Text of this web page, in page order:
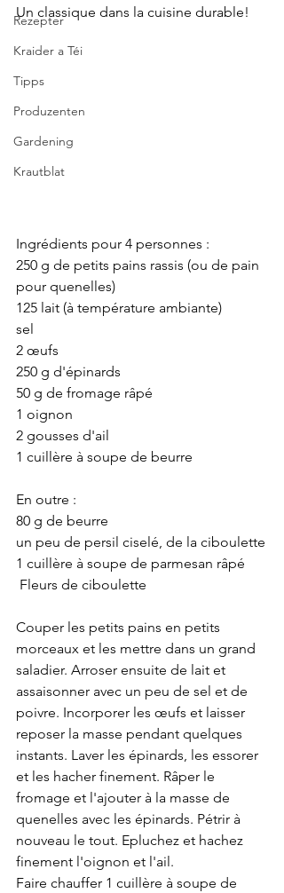
Rezepter
Kraider a Téi
Tipps
Produzenten
Gardening
Krautblat
Un classique dans la cuisine durable!
Ingrédients pour 4 personnes :
250 g de petits pains rassis (ou de pain
pour quenelles)
125 lait (à température ambiante)
sel
2 œufs
250 g d'épinards
50 g de fromage râpé
1 oignon
2 gousses d'ail
1 cuillère à soupe de beurre
En outre :
80 g de beurre
un peu de persil ciselé, de la ciboulette
1 cuillère à soupe de parmesan râpé
Fleurs de ciboulette
Couper les petits pains en petits
morceaux et les mettre dans un grand
saladier. Arroser ensuite de lait et
assaisonner avec un peu de sel et de
poivre. Incorporer les œufs et laisser
reposer la masse pendant quelques
instants. Laver les épinards, les essorer
et les hacher finement. Râper le
fromage et l'ajouter à la masse de
quenelles avec les épinards. Pétrir à
nouveau le tout. Epluchez et hachez
finement l'oignon et l'ail.
Faire chauffer 1 cuillère à soupe de